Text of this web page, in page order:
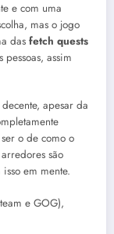
e com uma
mas o jogo
das fetch quests
assim
apesar da
o de como o
são
em mente.
e GOG),